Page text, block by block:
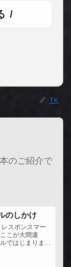
TK
のご紹介で
のしかけ
レスポンスマー
こが大間違
ではじまりま